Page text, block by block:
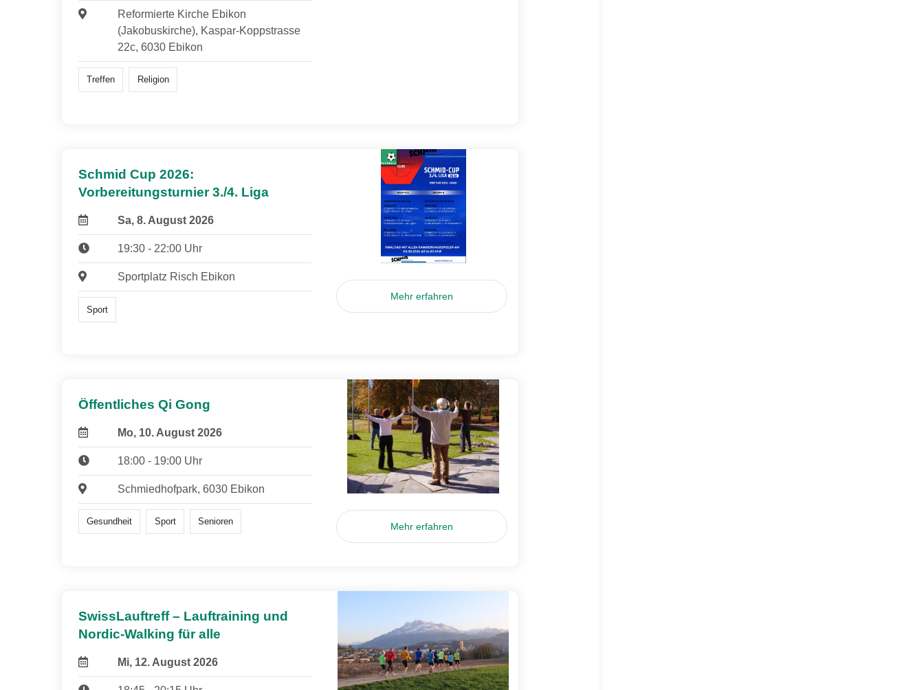
Reformierte Kirche Ebikon
(Jakobuskirche), Kaspar-Koppstrasse
22c, 6030 Ebikon
Treffen Religion
Schmid Cup 2026:
Vorbereitungsturnier 3./4. Liga
Sa, 8. August 2026
19:30 - 22:00 Uhr
Sportplatz Risch Ebikon
Sport
Mehr erfahren
Öffentliches Qi Gong
Mo, 10. August 2026
18:00 - 19:00 Uhr
Schmiedhofpark, 6030 Ebikon
Gesundheit Sport Senioren Mehr erfahren
SwissLauftreff – Lauftraining und
Nordic-Walking für alle
Mi, 12. August 2026